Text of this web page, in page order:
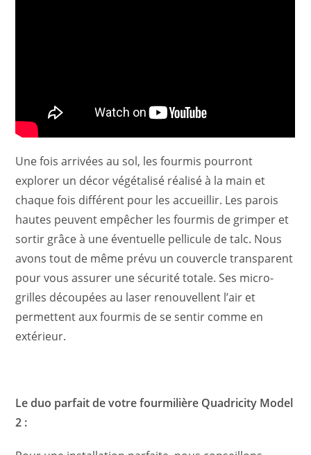
Une fois arrivées au sol, les fourmis pourront
explorer un décor végétalisé réalisé à la main et
chaque fois différent pour les accueillir. Les parois
hautes peuvent empêcher les fourmis de grimper et
sortir grâce à une éventuelle pellicule de talc. Nous
avons tout de même prévu un couvercle transparent
pour vous assurer une sécurité totale. Ses micro-
grilles découpées au laser renouvellent l’air et
permettent aux fourmis de se sentir comme en
extérieur.
Le duo parfait de votre fourmilière Quadricity Model
2 :